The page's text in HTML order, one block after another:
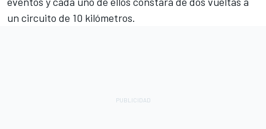
un circuito de 10 kilómetros.